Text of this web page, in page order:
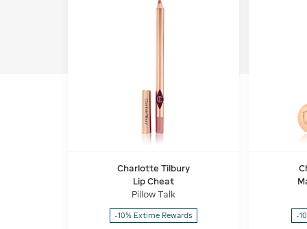
Charlotte Tilbury
Lip Cheat
Pillow Talk
-10% Extime Rewards -